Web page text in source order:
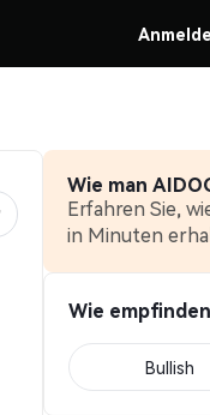
Wie man
Erfahren Sie,
in Minuten
Wie
Bullish